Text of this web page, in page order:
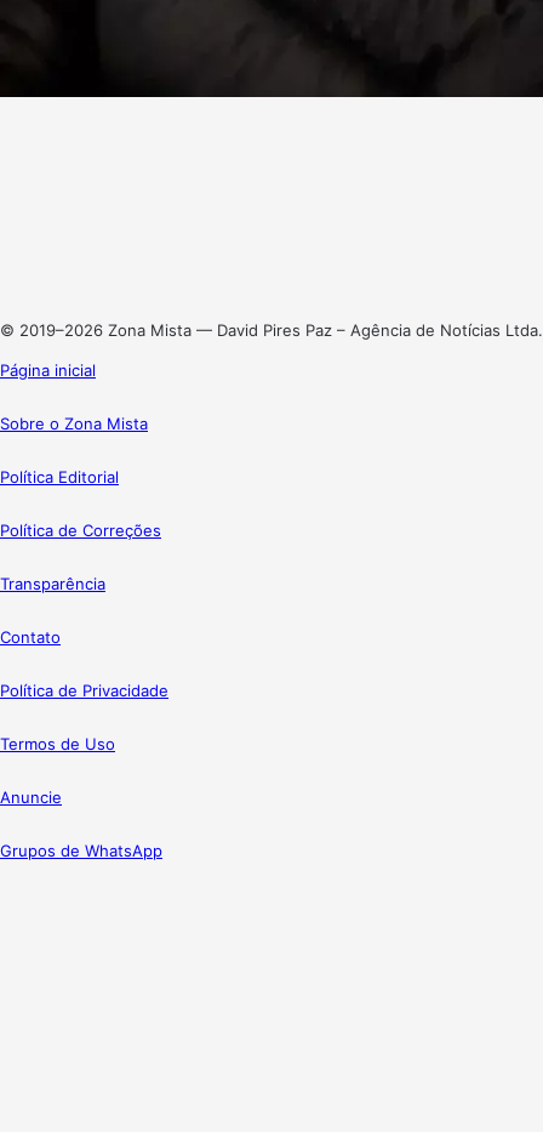
© 2019–2026 Zona Mista — David Pires Paz – Agência de Notícias Ltda.
Página inicial
Sobre o Zona Mista
Política Editorial
Política de Correções
Transparência
Contato
Política de Privacidade
Termos de Uso
Anuncie
Grupos de WhatsApp